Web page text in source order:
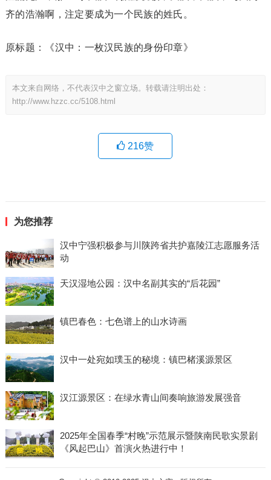
齐的浩瀚啊，注定要成为一个民族的姓氏。
原标题：《汉中：一枚汉民族的身份印章》
本文来自网络，不代表汉中之窗立场。转载请注明出处：
http://www.hzzc.cc/5108.html
216赞
为您推荐
汉中宁强积极参与川陕跨省共护嘉陵江志愿服务活
动
天汉湿地公园：汉中名副其实的“后花园”
镇巴春色：七色谱上的山水诗画
汉中一处宛如璞玉的秘境：镇巴楮溪源景区
汉江源景区：在绿水青山间奏响旅游发展强音
2025年全国春季“村晚”示范展示暨陕南民歌实景剧
《风起巴山》首演火热进行中！